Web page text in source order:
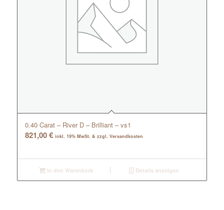
0.40 Carat – River D – Brilliant – vs1
821,00€ inkl. 19% MwSt. & zzgl. Versandkosten
In den Warenkorb Details anzeigen